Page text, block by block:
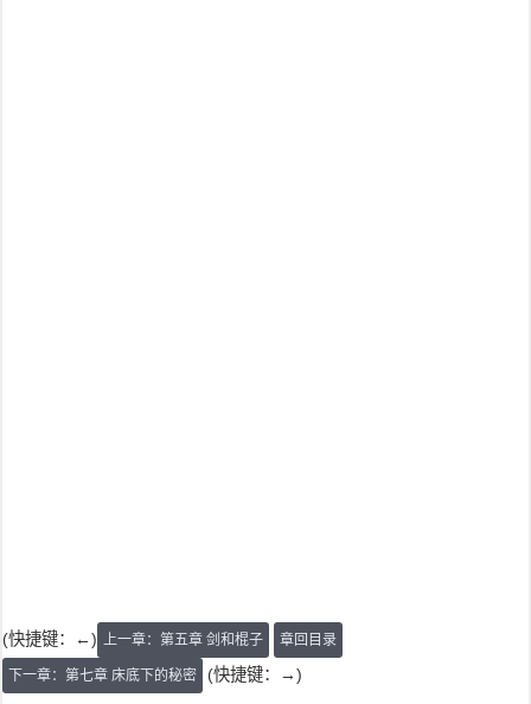
(快捷键：←) 上一章：第五章 剑和棍子 章回目录
下一章：第七章 床底下的秘密 (快捷键：→)